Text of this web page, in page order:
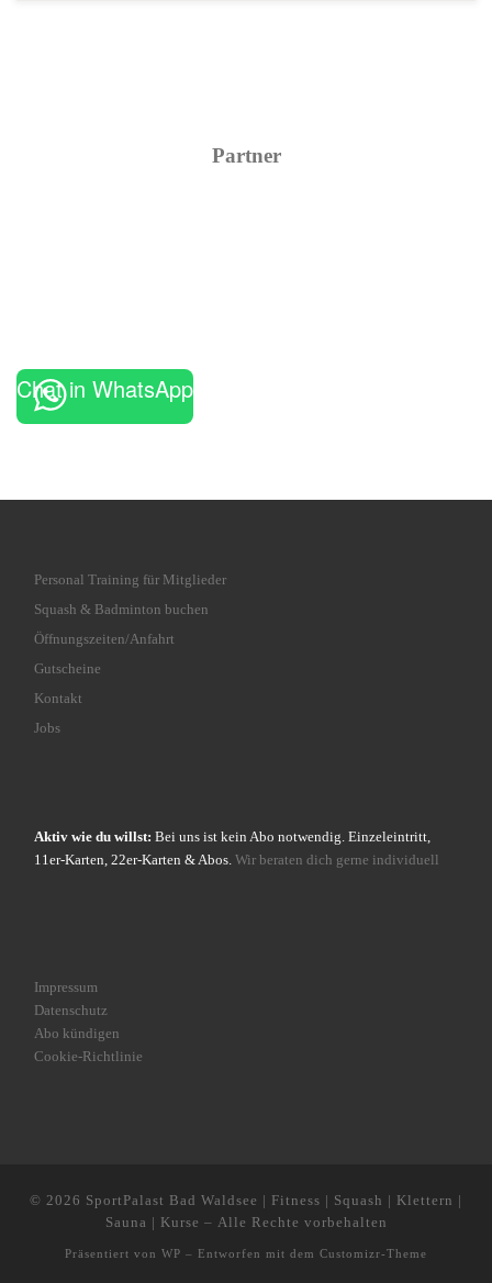
Partner
Chat in WhatsApp
Personal Training für Mitglieder
Squash & Badminton buchen
Öffnungszeiten/Anfahrt
Gutscheine
Kontakt
Jobs
Aktiv wie du willst: Bei uns ist kein Abo notwendig. Einzeleintritt,
11er-Karten, 22er-Karten & Abos. Wir beraten dich gerne individuell
Impressum
Datenschutz
Abo kündigen
Cookie-Richtlinie
© 2026 SportPalast Bad Waldsee | Fitness | Squash | Klettern |
Sauna | Kurse – Alle Rechte vorbehalten
Präsentiert von WP – Entworfen mit dem Customizr-Theme